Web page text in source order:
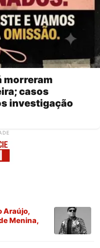
morreram
casos
investigação
Araújo,
Menina,